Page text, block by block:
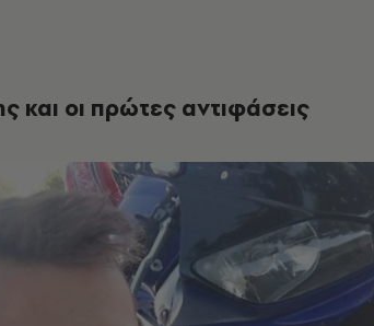
και οι πρώτες αντιφάσεις